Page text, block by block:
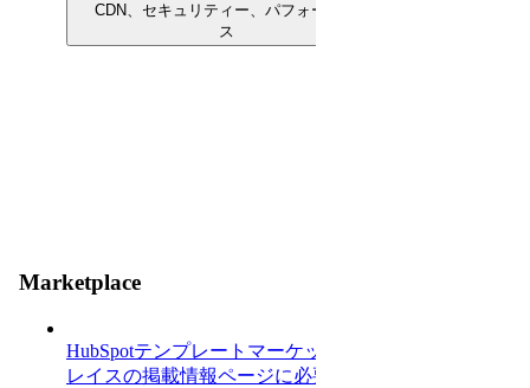
CDN、セキュリティー、パフォーマン
ス
Marketplace
HubSpotテンプレートマーケットプ
レイスの掲載情報ページに必要な条